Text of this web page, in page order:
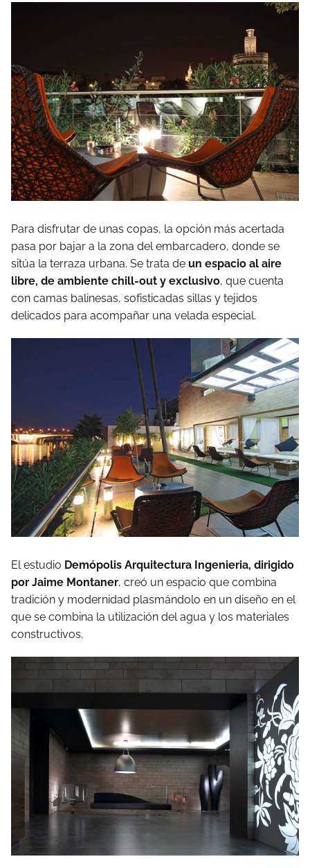
Para disfrutar de unas copas, la opción más acertada
pasa por bajar a la zona del embarcadero, donde se
sitúa la terraza urbana. Se trata de un espacio al aire
libre, de ambiente chill-out y exclusivo, que cuenta
con camas balinesas, sofisticadas sillas y tejidos
delicados para acompañar una velada especial.
El estudio Demópolis Arquitectura Ingenieria, dirigido
por Jaime Montaner, creó un espacio que combina
tradición y modernidad plasmándolo en un diseño en el
que se combina la utilización del agua y los materiales
constructivos.